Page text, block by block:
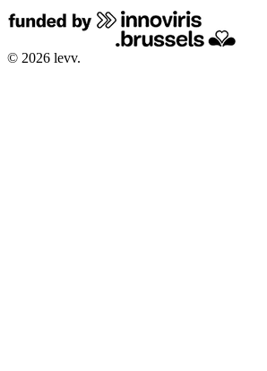
© 2026 levv.